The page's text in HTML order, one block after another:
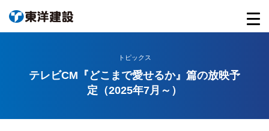
トピックス
テレビCM『どこまで愛せるか』篇の放映予
定（2025年7月～）